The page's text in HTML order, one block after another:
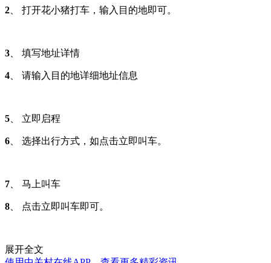
2 、 打开花小猪打车，输入目的地即可。
3 、 填写地址详情
4 、 请输入目的地详细地址信息
5 、 立即启程
6 、 选择出行方式，如点击立即叫车。
7 、 马上叫车
8 、 点击立即叫车即可。
展开全文